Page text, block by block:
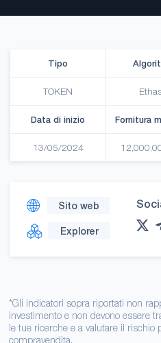
Tipo
TOKEN
Data di inizio
13/05/2024
Fornitura
Sito web
Explorer
*Gli indicatori sopra riportati non
investimento e non devono essere
le tue ricerche e a valutare il rischio
compravendita.